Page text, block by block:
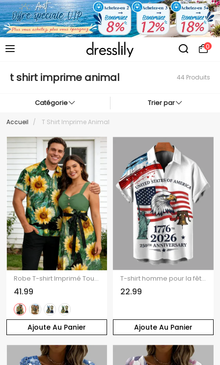
0
t shirt imprime animal 44 Produits
Catégorie Trier par
Accueil / T Shirt Imprime Animal
Ajoute Au Panier
Robe T-shirt Imprimé Tournesol avec Boutons à Manches Courtes pour Femme
41.99
Ajoute Au Panier
T-shirt homme pour la fête de l'Indépendance, drapeau américain, aigle, Statue de la Liberté, imprimé patriotique pour le 250e anniversaire
22.99